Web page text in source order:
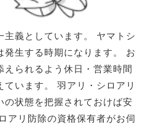
主義としています。 ヤマトシ
発生する時期になります。 お
られるよう休日・営業時間
います。 羽アリ・シロアリ
状態を把握されておけば安
アリ防除の資格保有者がお伺